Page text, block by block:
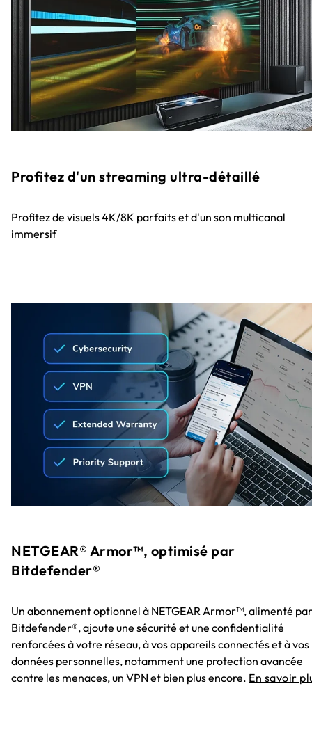
Profitez d'un streaming ultra-détaillé
Profitez de visuels 4K/8K parfaits et d'un son multicanal
immersif
NETGEAR® Armor™, optimisé par
Bitdefender®
Un abonnement optionnel à NETGEAR Armor™, alimenté par
Bitdefender®, ajoute une sécurité et une confidentialité
renforcées à votre réseau, à vos appareils connectés et à vos
données personnelles, notamment une protection avancée
contre les menaces, un VPN et bien plus encore. En savoir